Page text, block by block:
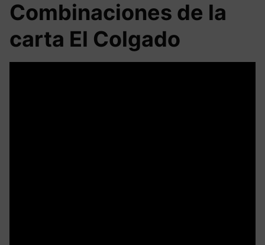
Combinaciones de la
carta El Colgado